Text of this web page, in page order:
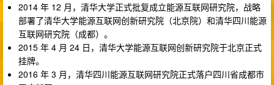
2014 年 12 月，清华大学正式批复成立能源互联网研究院，战略
部署了清华大学能源互联网创新研究院（北京院）和清华四川能源
互联网研究院（成都）。
2015 年 4 月 24 日，清华大学能源互联网创新研究院于北京正式
挂牌。
2016 年 3 月，清华四川能源互联网研究院正式落户四川省成都市